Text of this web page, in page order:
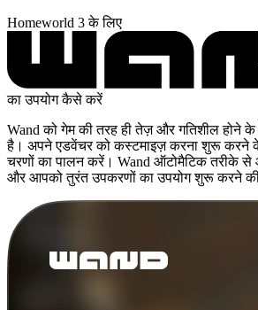
Homeworld 3 के लिए
का उपयोग कैसे करें
Wand को गेम की तरह ही तेज़ और गतिशील होने के
है। अपने एडवेंचर को कस्टमाइज़ करना शुरू करने
चरणों का पालन करें। Wand ऑटोमैटिक तरीके
और आपको तुरंत उपकरणों का उपयोग शुरू करने की